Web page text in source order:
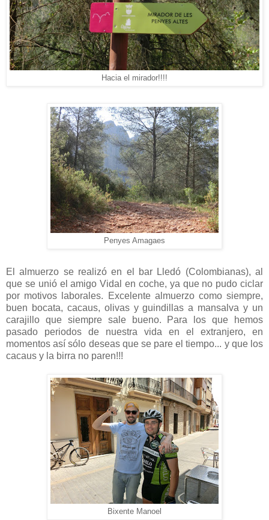
Hacia el mirador!!!!
Penyes Amagaes
El almuerzo se realizó en el bar Lledó (Colombianas), al
que se unió el amigo Vidal en coche, ya que no pudo ciclar
por motivos laborales. Excelente almuerzo como siempre,
buen bocata, cacaus, olivas y guindillas a mansalva y un
carajillo que siempre sale bueno. Para los que hemos
pasado periodos de nuestra vida en el extranjero, en
momentos así sólo deseas que se pare el tiempo... y que los
cacaus y la birra no paren!!!
Bixente Manoel